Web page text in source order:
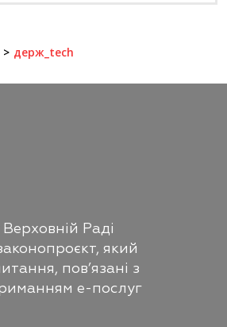
держ_tech
Раді
який
пов’язані з
е-послуг